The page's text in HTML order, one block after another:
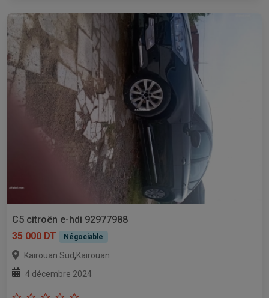
C5 citroën e-hdi 92977988
35 000 DT
Négociable
Kairouan Sud,Kairouan
4 décembre 2024